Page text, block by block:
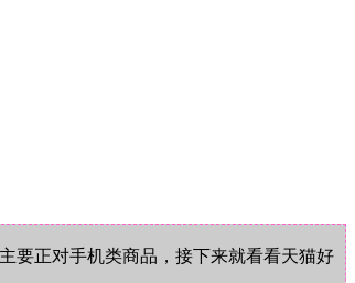
正对手机类商品，接下来就看看天猫好